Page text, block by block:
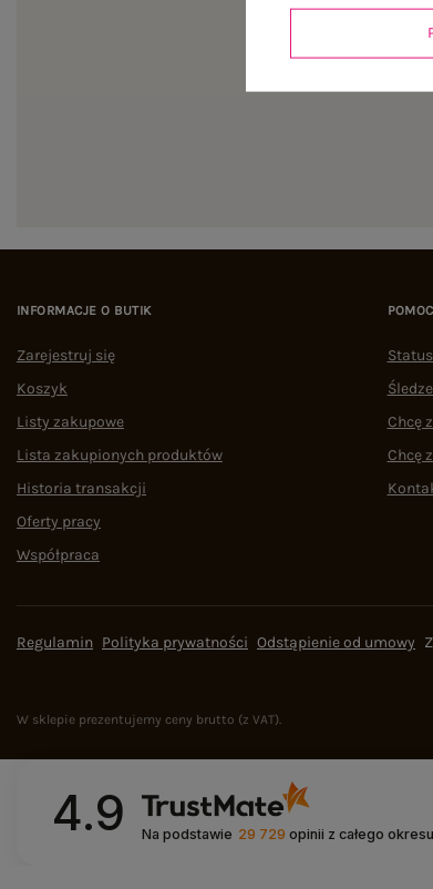
INFORMACJE O BUTIK
Zarejestruj się
Koszyk
Listy zakupowe
Lista zakupionych produktów
Historia transakcji
Oferty pracy
Współpraca
Chcę
Chcę
Regulamin Polityka prywatności Odstąpienie od umowy
W sklepie prezentujemy ceny brutto (z VAT).
4.9 Na podstawie 29 729 opinii z całego okresu